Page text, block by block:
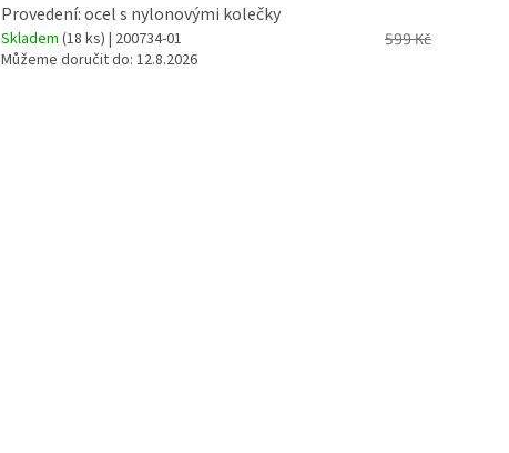
Provedení: ocel s nylonovými kolečky
Skladem (18 ks) | 200734-01
Můžeme doručit do: 12.8.2026
599 Kč